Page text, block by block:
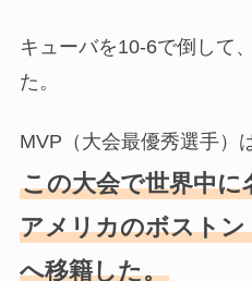
キューバを10-6で倒して
た。
MVP（大会最優秀選手）
この大会で世界中に
アメリカのボスト
へ移籍した。